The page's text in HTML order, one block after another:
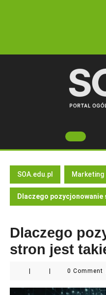
SOA.edu.pl Marketing
Dlaczego
Dlaczego
stron jest
0 Comment